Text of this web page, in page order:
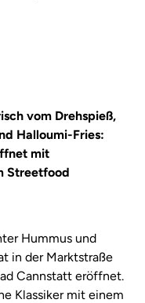
vom Drehspieß,
Halloumi-Fries:
mit
Streetfood
Hummus und
in der Marktstraße
Cannstatt eröffnet.
Klassiker mit einem